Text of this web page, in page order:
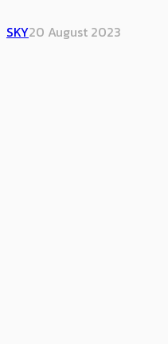
SKY20 August 2023